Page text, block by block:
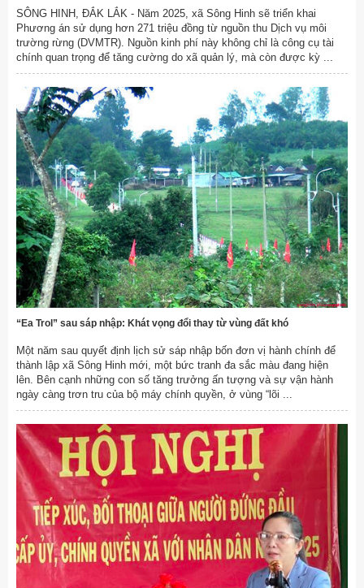
SÔNG HINH, ĐẮK LẮK - Năm 2025, xã Sông Hinh sẽ triển khai
Phương án sử dụng hơn 271 triệu đồng từ nguồn thu Dịch vụ môi
trường rừng (DVMTR). Nguồn kinh phí này không chỉ là công cụ tài
chính quan trọng để tăng cường do xã quản lý, mà còn được kỳ ...
“Ea Trol” sau sáp nhập: Khát vọng đổi thay từ vùng đất khó
Một năm sau quyết định lịch sử sáp nhập bốn đơn vị hành chính để
thành lập xã Sông Hinh mới, một bức tranh đa sắc màu đang hiện
lên. Bên cạnh những con số tăng trưởng ấn tượng và sự vận hành
ngày càng trơn tru của bộ máy chính quyền, ở vùng “lõi ...